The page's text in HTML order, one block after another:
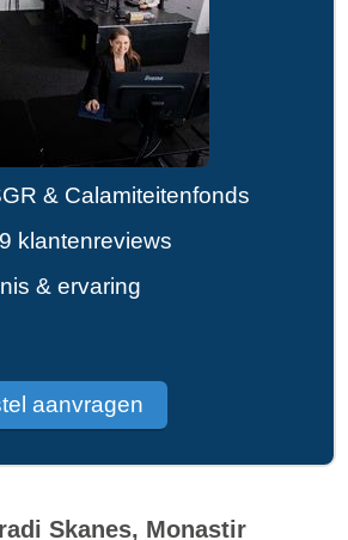
& Calamiteitenfonds
klantenreviews
& ervaring
aanvragen
Skanes, Monastir